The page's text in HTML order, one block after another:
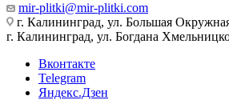
mir-plitki@mir-plitki.com
г. Калининград, ул. Большая
г. Калининград, ул. Богдана
Вконтакте
Telegram
Яндекс.Дзен